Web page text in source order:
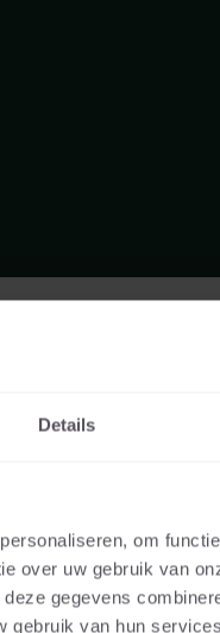
Details
om
over uw gebruik van
gegevens
gebruik van hun